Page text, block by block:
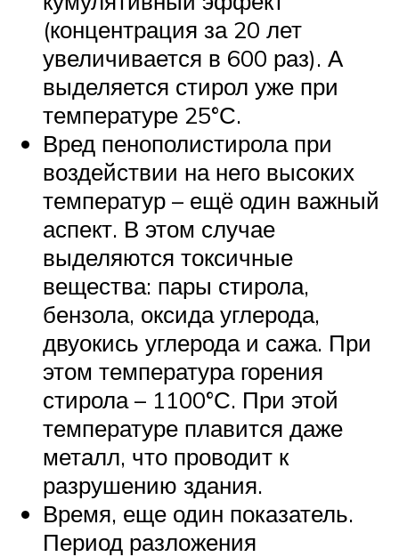
(концентрация за 20 лет
увеличивается в 600 раз). А
выделяется стирол уже при
температуре 25°С.
Вред пенополистирола при
воздействии на него высоких
температур – ещё один важный
аспект. В этом случае
выделяются токсичные
вещества: пары стирола,
бензола, оксида углерода,
двуокись углерода и сажа. При
этом температура горения
стирола – 1100°С. При этой
температуре плавится даже
металл, что проводит к
разрушению здания.
Время, еще один показатель.
Период разложения